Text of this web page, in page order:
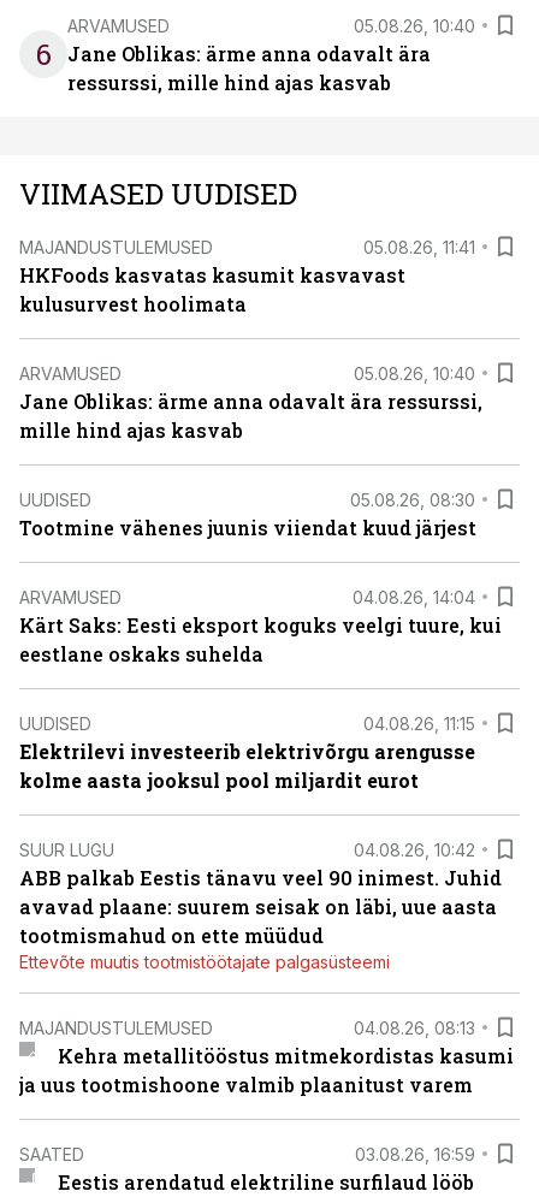
6
ARVAMUSED 05.08.26, 10:40
Jane Oblikas: ärme anna odavalt ära
ressurssi, mille hind ajas kasvab
VIIMASED UUDISED
MAJANDUSTULEMUSED 05.08.26, 11:41
HKFoods kasvatas kasumit kasvavast
kulusurvest hoolimata
ARVAMUSED 05.08.26, 10:40
Jane Oblikas: ärme anna odavalt ära ressurssi,
mille hind ajas kasvab
UUDISED 05.08.26, 08:30
Tootmine vähenes juunis viiendat kuud järjest
ARVAMUSED 04.08.26, 14:04
Kärt Saks: Eesti eksport koguks veelgi tuure, kui
eestlane oskaks suhelda
UUDISED 04.08.26, 11:15
Elektrilevi investeerib elektrivõrgu arengusse
kolme aasta jooksul pool miljardit eurot
SUUR LUGU 04.08.26, 10:42
ABB palkab Eestis tänavu veel 90 inimest. Juhid
avavad plaane: suurem seisak on läbi, uue aasta
tootmismahud on ette müüdud
Ettevõte muutis tootmistöötajate palgasüsteemi
MAJANDUSTULEMUSED 04.08.26, 08:13
Kehra metallitööstus mitmekordistas kasumi
ja uus tootmishoone valmib plaanitust varem
SAATED 03.08.26, 16:59
Eestis arendatud elektriline surfilaud lööb